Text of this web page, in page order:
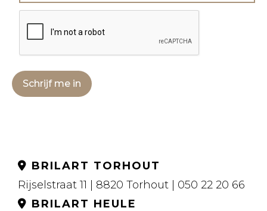
Schrijf me in
BRILART TORHOUT
Rijselstraat 11 | 8820 Torhout | 050 22 20 66
BRILART HEULE